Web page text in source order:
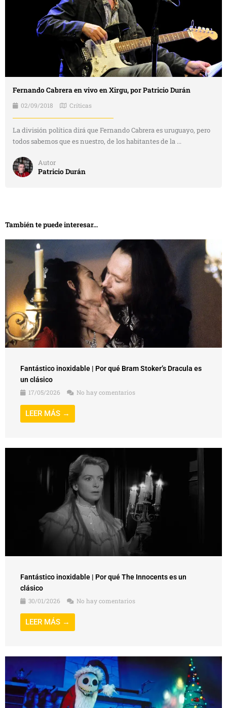
Fernando Cabrera en vivo en Xirgu, por Patricio Durán
02/09/2018 Críticas
La división política dirá que Fernando Cabrera es uruguayo, pero
todos sabemos que es nuestro, de los habitantes de la ...
Autor
Patricio Durán
También te puede interesar...
Fantástico inoxidable | Por qué Bram Stoker’s Dracula es
un clásico
17/05/2026
No hay comentarios
LEER MÁS →
Fantástico inoxidable | Por qué The Innocents es un
clásico
30/01/2026
No hay comentarios
LEER MÁS →